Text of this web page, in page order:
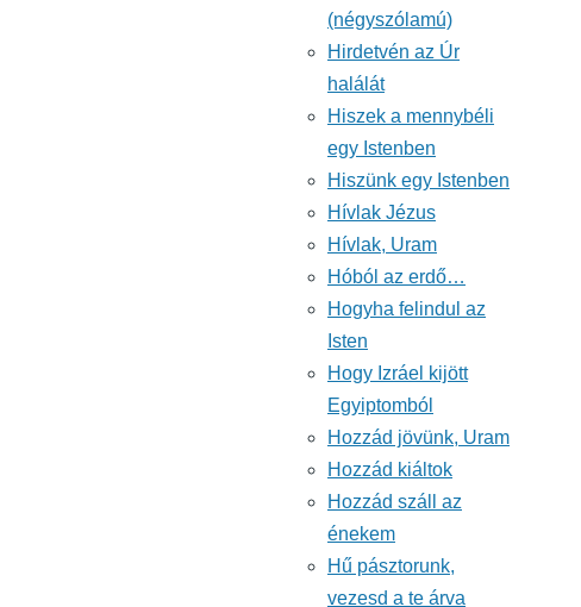
(négyszólamú)
Hirdetvén az Úr
halálát
Hiszek a mennybéli
egy Istenben
Hiszünk egy Istenben
Hívlak Jézus
Hívlak, Uram
Hóból az erdő…
Hogyha felindul az
Isten
Hogy Izráel kijött
Egyiptomból
Hozzád jövünk, Uram
Hozzád kiáltok
Hozzád száll az
énekem
Hű pásztorunk,
vezesd a te árva